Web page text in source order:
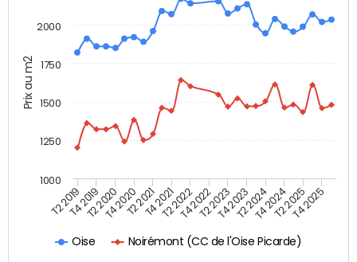
Prix au m2
Oise Noirémont (CC de l'Oise Picarde)
T2 2019T4 2019T2 2020T4 2020T2 2021T4 2021T2 2022T4 2022T2 2023T4 2023T2 2024T4 2024T2 2025T4 2025
1000
1250
1500
1750
2000